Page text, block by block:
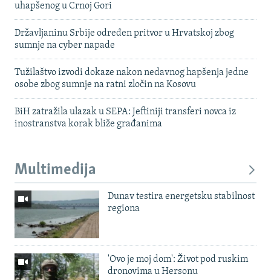
uhapšenog u Crnoj Gori
Državljaninu Srbije određen pritvor u Hrvatskoj zbog
sumnje na cyber napade
Tužilaštvo izvodi dokaze nakon nedavnog hapšenja jedne
osobe zbog sumnje na ratni zločin na Kosovu
BiH zatražila ulazak u SEPA: Jeftiniji transferi novca iz
inostranstva korak bliže građanima
Multimedija
Dunav testira energetsku stabilnost
regiona
'Ovo je moj dom': Život pod ruskim
dronovima u Hersonu